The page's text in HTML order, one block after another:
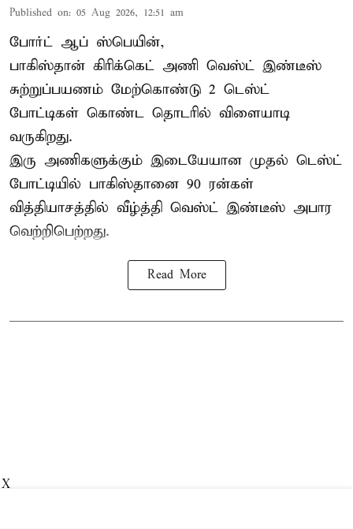
Published on: 05 Aug 2026, 12:51 am
போர்ட் ஆப் ஸ்பெயின்,
பாகிஸ்தான் கிரிக்கெட் அணி வெஸ்ட் இண்டீஸ்
சுற்றுப்பயணம் மேற்கொண்டு 2 டெஸ்ட்
போட்டிகள் கொண்ட தொடரில் விளையாடி
வருகிறது.
இரு அணிகளுக்கும் இடையேயான முதல் டெஸ்ட்
போட்டியில் பாகிஸ்தானை 90 ரன்கள்
வித்தியாசத்தில் வீழ்த்தி வெஸ்ட் இண்டீஸ் அபார
வெற்றிபெற்றது.
Read More
X